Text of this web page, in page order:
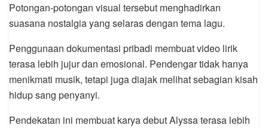
Potongan-potongan visual tersebut menghadirkan
suasana nostalgia yang selaras dengan tema lagu.
Penggunaan dokumentasi pribadi membuat video lirik
terasa lebih jujur dan emosional. Pendengar tidak hanya
menikmati musik, tetapi juga diajak melihat sebagian kisah
hidup sang penyanyi.
Pendekatan ini membuat karya debut Alyssa terasa lebih